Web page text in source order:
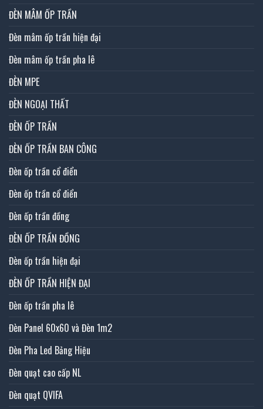
ĐÈN MÂM ỐP TRẦN
Đèn mâm ốp trần hiện đại
Đèn mâm ốp trần pha lê
ĐÈN MPE
ĐÈN NGOẠI THẤT
ĐÈN ỐP TRẦN
ĐÈN ỐP TRẦN BAN CÔNG
Đèn ốp trần cổ điển
Đèn ốp trần cổ điển
Đèn ốp trần đồng
ĐÈN ỐP TRẦN ĐỒNG
Đèn ốp trần hiện đại
ĐÈN ỐP TRẦN HIỆN ĐẠI
Đèn ốp trần pha lê
Đèn Panel 60x60 và Đèn 1m2
Đèn Pha Led Bảng Hiệu
Đèn quạt cao cấp NL
Đèn quạt QVIFA